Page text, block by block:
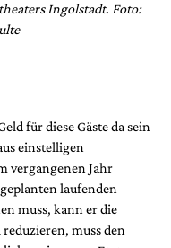
Ingolstadt. Foto:
für diese Gäste da sein
einstelligen
vergangenen Jahr
laufenden
muss, kann er die
muss den